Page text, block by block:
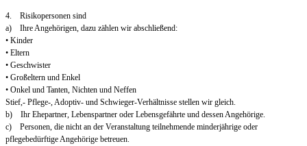
4. Risikopersonen sind
a) Ihre Angehörigen, dazu zählen wir abschließend:
• Kinder
• Eltern
• Geschwister
• Großeltern und Enkel
• Onkel und Tanten, Nichten und Neffen
Stief,- Pflege-, Adoptiv- und Schwieger-Verhältnisse stellen wir gleich.
b) Ihr Ehepartner, Lebenspartner oder Lebensgefährte und dessen Angehörige.
c) Personen, die nicht an der Veranstaltung teilnehmende minderjährige oder
pflegebedürftige Angehörige betreuen.